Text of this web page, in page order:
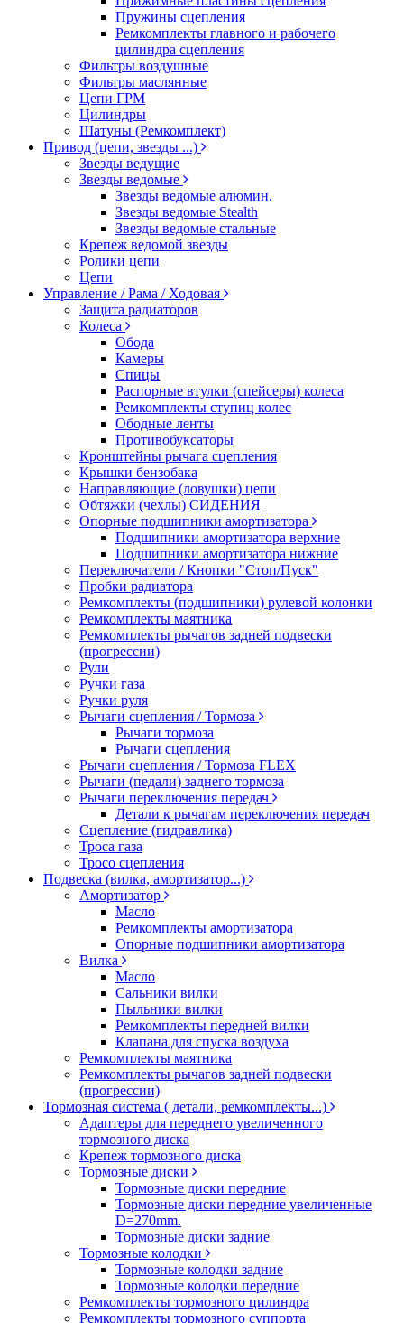
Пружины сцепления
Ремкомплекты главного и рабочего
цилиндра сцепления
Фильтры воздушные
Фильтры маслянные
Цепи ГРМ
Цилиндры
Шатуны (Ремкомплект)
Привод (цепи, звезды ...)
Звезды ведущие
Звезды ведомые
Звезды ведомые алюмин.
Звезды ведомые Stealth
Звезды ведомые стальные
Крепеж ведомой звезды
Ролики цепи
Цепи
Управление / Рама / Ходовая
Защита радиаторов
Колеса
Обода
Камеры
Спицы
Распорные втулки (спейсеры) колеса
Ремкомплекты ступиц колес
Ободные ленты
Противобуксаторы
Кронштейны рычага сцепления
Крышки бензобака
Направляющие (ловушки) цепи
Обтяжки (чехлы) СИДЕНИЯ
Опорные подшипники амортизатора
Подшипники амортизатора верхние
Подшипники амортизатора нижние
Переключатели / Кнопки "Стоп/Пуск"
Пробки радиатора
Ремкомплекты (подшипники) рулевой колонки
Ремкомплекты маятника
Ремкомплекты рычагов задней подвески
(прогрессии)
Рули
Ручки газа
Ручки руля
Рычаги сцепления / Тормоза
Рычаги тормоза
Рычаги сцепления
Рычаги сцепления / Тормоза FLEX
Рычаги (педали) заднего тормоза
Рычаги переключения передач
Детали к рычагам переключения передач
Сцепление (гидравлика)
Троса газа
Тросо сцепления
Подвеска (вилка, амортизатор...)
Амортизатор
Масло
Ремкомплекты амортизатора
Опорные подшипники амортизатора
Вилка
Масло
Сальники вилки
Пыльники вилки
Ремкомплекты передней вилки
Клапана для спуска воздуха
Ремкомплекты маятника
Ремкомплекты рычагов задней подвески
(прогрессии)
Тормозная система ( детали, ремкомплекты...)
Адаптеры для переднего увеличенного
тормозного диска
Крепеж тормозного диска
Тормозные диски
Тормозные диски передние
Тормозные диски передние увеличенные
D=270mm.
Тормозные диски задние
Тормозные колодки
Тормозные колодки задние
Тормозные колодки передние
Ремкомплекты тормозного цилиндра
Ремкомплекты тормозного суппорта